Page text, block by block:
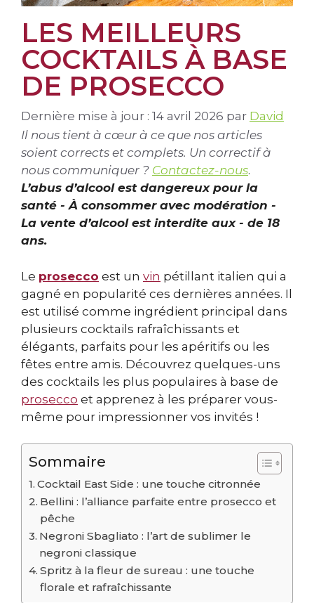
LES MEILLEURS
COCKTAILS À BASE
DE PROSECCO
Dernière mise à jour : 14 avril 2026 par David
Il nous tient à cœur à ce que nos articles
soient corrects et complets. Un correctif à
nous communiquer ? Contactez-nous.
L’abus d’alcool est dangereux pour la
santé - À consommer avec modération -
La vente d’alcool est interdite aux - de 18
ans.
Le prosecco est un vin pétillant italien qui a
gagné en popularité ces dernières années. Il
est utilisé comme ingrédient principal dans
plusieurs cocktails rafraîchissants et
élégants, parfaits pour les apéritifs ou les
fêtes entre amis. Découvrez quelques-uns
des cocktails les plus populaires à base de
prosecco et apprenez à les préparer vous-
même pour impressionner vos invités !
Sommaire
Cocktail East Side : une touche citronnée
Bellini : l’alliance parfaite entre prosecco et
pêche
Negroni Sbagliato : l’art de sublimer le
negroni classique
Spritz à la fleur de sureau : une touche
florale et rafraîchissante